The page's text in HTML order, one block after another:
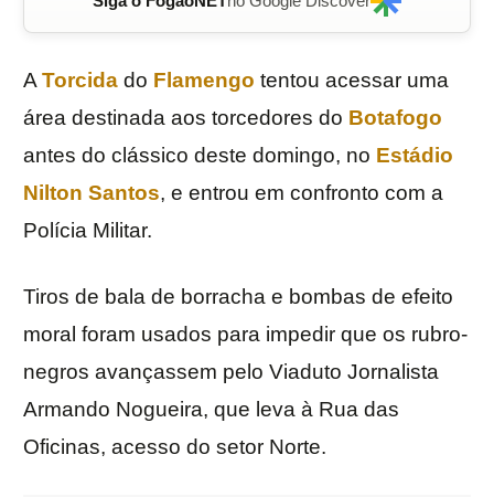
ATorcida do Flamengo tentou acessar uma
área destinada aos torcedores do Botafogo
antes do clássico deste domingo, no Estádio
Nilton Santos, e entrou em confronto com a
Polícia Militar.
Tiros de bala de borracha e bombas de efeito
moral foram usados para impedir que os rubro-
negros avançassem pelo Viaduto Jornalista
Armando Nogueira, que leva à Rua das
Oficinas, acesso do setor Norte.